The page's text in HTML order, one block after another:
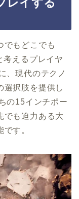
レイする
でもどこでも
考えるプレイヤ
、現代のテクノ
選択肢を提供し
の15インチポー
でも迫力ある大
す。